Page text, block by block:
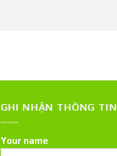
GHI NHẬN THÔNG TIN
Your name